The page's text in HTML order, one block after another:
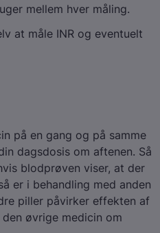
mellem hver måling.
at måle INR og eventuelt
på en gang og på samme
dagsdosis om aftenen. Så
blodprøven viser, at der
er i behandling med anden
piller påvirker effekten af
øvrige medicin om